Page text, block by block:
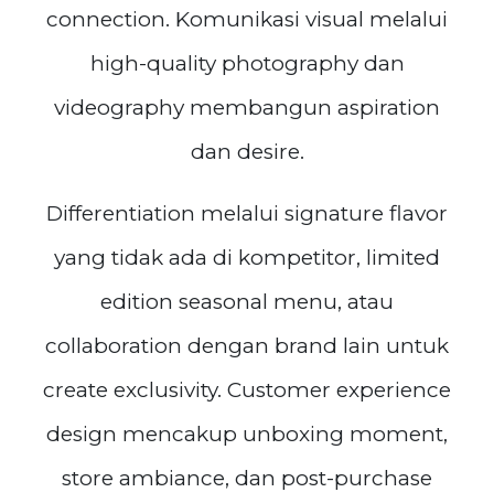
connection. Komunikasi visual melalui
high-quality photography dan
videography membangun aspiration
dan desire.
Differentiation melalui signature flavor
yang tidak ada di kompetitor, limited
edition seasonal menu, atau
collaboration dengan brand lain untuk
create exclusivity. Customer experience
design mencakup unboxing moment,
store ambiance, dan post-purchase